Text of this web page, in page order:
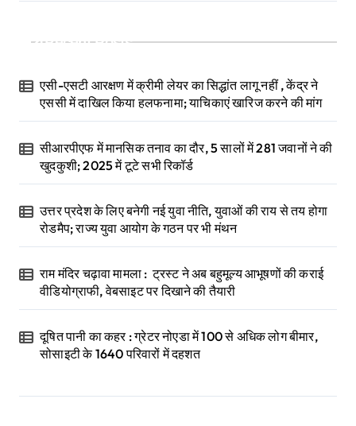
Recent Posts
एसी-एसटी आरक्षण में क्रीमी लेयर का सिद्धांत लागू नहीं , केंद्र ने
एससी में दाखिल किया हलफनामा; याचिकाएं खारिज करने की मांग
सीआरपीएफ में मानसिक तनाव का दौर, 5 सालों में 281 जवानों ने की
खुदकुशी; 2025 में टूटे सभी रिकॉर्ड
उत्तर प्रदेश के लिए बनेगी नई युवा नीति, युवाओं की राय से तय होगा
रोडमैप; राज्य युवा आयोग के गठन पर भी मंथन
राम मंदिर चढ़ावा मामला : ट्रस्ट ने अब बहुमूल्य आभूषणों की कराई
वीडियोग्राफी, वेबसाइट पर दिखाने की तैयारी
दूषित पानी का कहर : ग्रेटर नोएडा में 100 से अधिक लोग बीमार,
सोसाइटी के 1640 परिवारों में दहशत